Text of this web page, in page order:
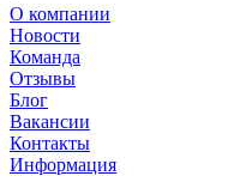
О компании
Новости
Команда
Отзывы
Блог
Вакансии
Контакты
Информация